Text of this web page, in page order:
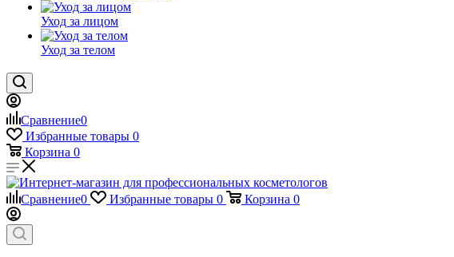
Уход за лицом
Уход за телом
Сравнение0
Избранные товары 0
Корзина 0
Сравнение0 Избранные товары 0 Корзина 0